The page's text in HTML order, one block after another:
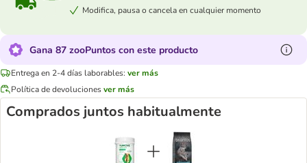
Modifica, pausa o cancela en cualquier momento
Gana 87 zooPuntos con este producto
Entrega en 2-4 días laborables: ver más
Política de devolucionesver más
Comprados juntos habitualmente